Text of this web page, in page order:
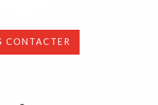
CONTACTER